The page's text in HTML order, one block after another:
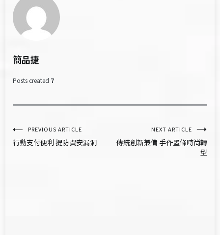
簡品捷
Posts created 7
文
章
PREVIOUS ARTICLE
行動支付便利 提防資安漏洞
NEXT ARTICLE
傳統創新兼備 手作墨條時尚轉
型